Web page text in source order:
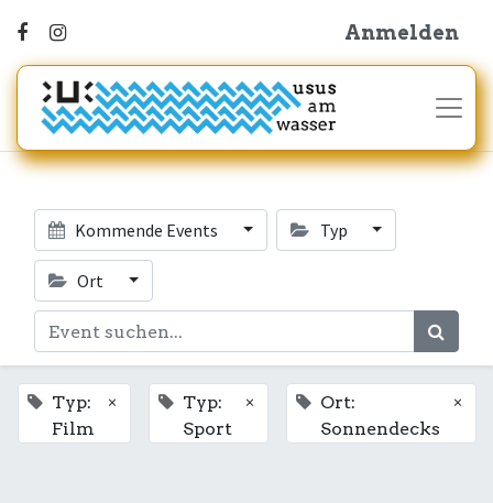
Anmelden
Kommende Events Typ
Ort
Typ:
Film
×
Typ:
Sport
×
Ort:
Sonnendecks
×